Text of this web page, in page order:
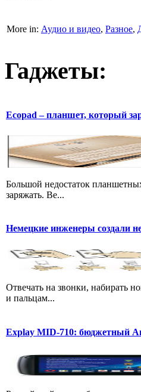
More in: Аудио и видео, Разное,
Гаджеты:
Ecopad – планшет, который
Большой недостаток
заряжать. Ве...
Немецкие инженеры создали
Отвечать на звонки, набирать
и пальцам...
Explay MID-710: бюджетный